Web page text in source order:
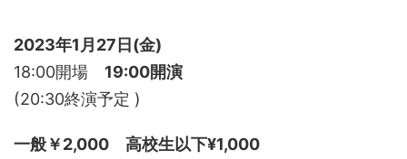
2023年1月27日(金)
18:00開場 19:00開演
(20:30終演予定 )
一般￥2,000 高校生以下¥1,000